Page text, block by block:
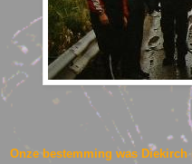
Onze bestemming was